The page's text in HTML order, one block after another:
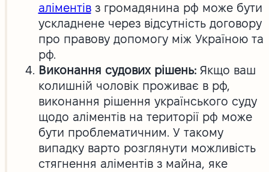
аліментівз громадянина рф може бути
ускладнене через відсутність договору
про правову допомогу між Україною та
рф.
Виконання судових рішень:Якщо ваш
колишній чоловік проживає в рф,
виконання рішення українського суду
щодо аліментів на території рф може
бути проблематичним. У такому
випадку варто розглянути можливість
стягнення аліментів з майна, яке